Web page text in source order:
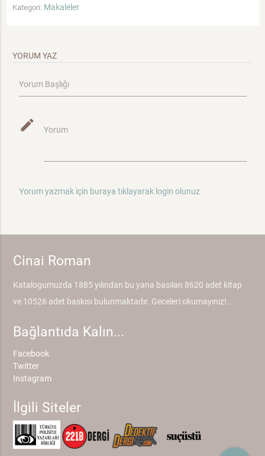
Kategori: Makaleler
YORUM YAZ
Yorum Başlığı
mode_edit Yorum
Yorum yazmak için buraya tıklayarak login olunuz
Cinai Roman
Katalogumuzda 1885 yılından bu yana basılan 8620 adet kitap
ve 10526 adet baskısı bulunmaktadır. Geceleri okumayınız!..
Bağlantıda Kalın...
Facebook
Twitter
Instagram
İlgili Siteler